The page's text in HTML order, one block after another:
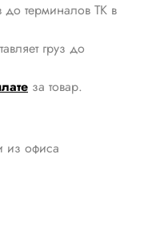
до терминалов ТК в
груз до
за товар.
из офиса